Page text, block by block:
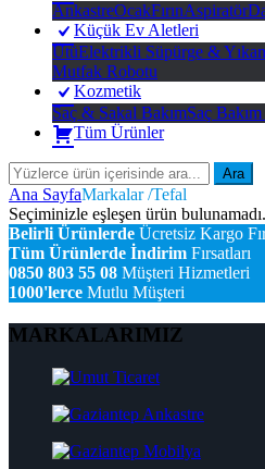
AnkastreOcakFırınAspiratör
Küçük Ev Aletleri
ÜtüElektrikli Süpürge &
Mutfak Robotu
Kozmetik
Saç & Sakal BakımSaç
Tüm Ürünler
Ara
Ana SayfaMarkalar /Tefal
Seçiminizle eşleşen ürün bulunamadı.
Belirli Ürünlerde Ücretsiz Kargo
Tüm Ürünlerde İndirim Fırsatları
0850 803 55 08 Müşteri Hizmetleri
1000'lerce Mutlu Müşteri
MARKALARIMIZ